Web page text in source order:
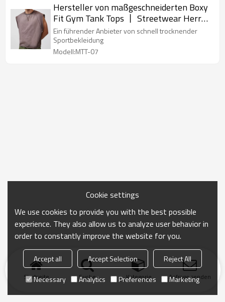
Hersteller von maßgeschneiderten Boxy
Fit Gym Tank Tops 丨 Streetwear Herren
Soft Cotton Tank Tops Fabrik
Ein führender Anbieter von schnell trocknender
Sportbekleidung
Modell:MTT-07
Startseite Suche Kategorie Anfrage senden
Cookie settings
We use cookies to provide you with the best possible
experience. They also allow us to analyze user behavior in
order to constantly improve the website for you.
Accept all Accept Selection
Reject All
Necessary
Analytics Preferences Marketing